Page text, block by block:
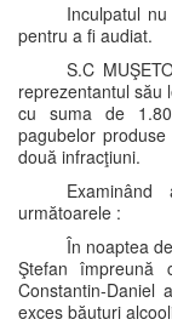
Inculpatul
pentru a fi audiat.
S.C
reprezentantul său
cu suma de
pagubelor
două infracţiuni.
următoarele :
În noaptea
Ştefan împreună
Constantin-
exces băuturi